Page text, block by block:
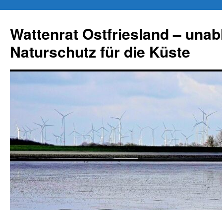
springen
Wattenrat Ostfriesland –
Naturschutz für die Küste